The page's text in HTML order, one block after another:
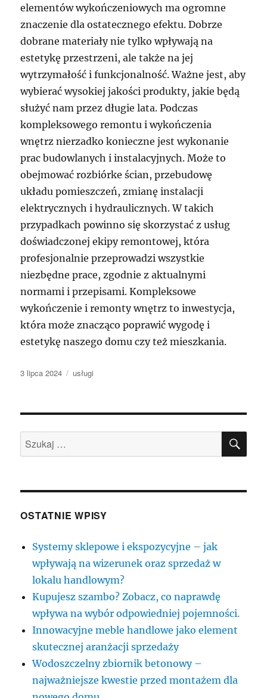
elementów wykończeniowych ma ogromne
znaczenie dla ostatecznego efektu. Dobrze
dobrane materiały nie tylko wpływają na
estetykę przestrzeni, ale także na jej
wytrzymałość i funkcjonalność. Ważne jest, aby
wybierać wysokiej jakości produkty, jakie będą
służyć nam przez długie lata. Podczas
kompleksowego remontu i wykończenia
wnętrz nierzadko konieczne jest wykonanie
prac budowlanych i instalacyjnych. Może to
obejmować rozbiórke ścian, przebudowę
układu pomieszczeń, zmianę instalacji
elektrycznych i hydraulicznych. W takich
przypadkach powinno się skorzystać z usług
doświadczonej ekipy remontowej, która
profesjonalnie przeprowadzi wszystkie
niezbędne prace, zgodnie z aktualnymi
normami i przepisami. Kompleksowe
wykończenie i remonty wnętrz to inwestycja,
która może znacząco poprawić wygodę i
estetykę naszego domu czy też mieszkania.
Data
3 lipca 2024 Kategorie
usługi
Szukaj:
OSTATNIE WPISY
Systemy sklepowe i ekspozycyjne – jak
wpływają na wizerunek oraz sprzedaż w
lokalu handlowym?
Kupujesz szambo? Zobacz, co naprawdę
wpływa na wybór odpowiedniej pojemności.
Innowacyjne meble handlowe jako element
skutecznej aranżacji sprzedaży
Wodoszczelny zbiornik betonowy –
najważniejsze kwestie przed montażem dla